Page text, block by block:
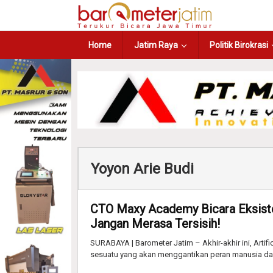
Home Jatim Raya Politik Birokrasi
Yoyon Arie Budi
CTO Maxy Academy Bicara
Jangan Merasa Tersisih!
SURABAYA | Barometer Jatim – Akhir-akhir ini,
sesuatu yang akan menggantikan peran manusia